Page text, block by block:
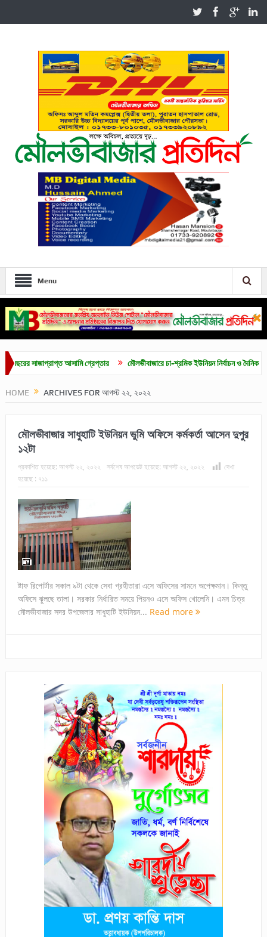
Menu
সাজাপ্রাপ্ত আসামি গ্রেপ্তার মৌলভীবাজারে চা-শ্রমিক ইউনিয়ন নির্বাচন ও দৈনিক ৫০০ টাকা
HOME ARCHIVES FOR আগস্ট ২২, ২০২২
মৌলভীবাজার সাধুহাটি ইউনিয়ন ভুমি অফিসে কর্মকর্তা আসেন দুপুর
১২টা
প্রকাশিত হয়েছে: আগস্ট ২২, ২০২২ সর্বশেষ আপডেট হয়েছে: আগস্ট ২২, ২০২২
দেখা
হয়েছে : ৭১১
ষ্টাফ রিপোর্টার সকাল ৯টা থেকে সেবা গ্রহীতারা এসে অফিসের সামনে অপেক্ষমান। কিন্তু
অফিসে ঝুলছে তালা। সরকার নির্ধারিত সময়ে পিয়নও এসে অফিস খোলেনি। এমন চিত্র
মৌলভীবাজার সদর উপজেলার সাধুহাটি ইউনিয়ন... Read more